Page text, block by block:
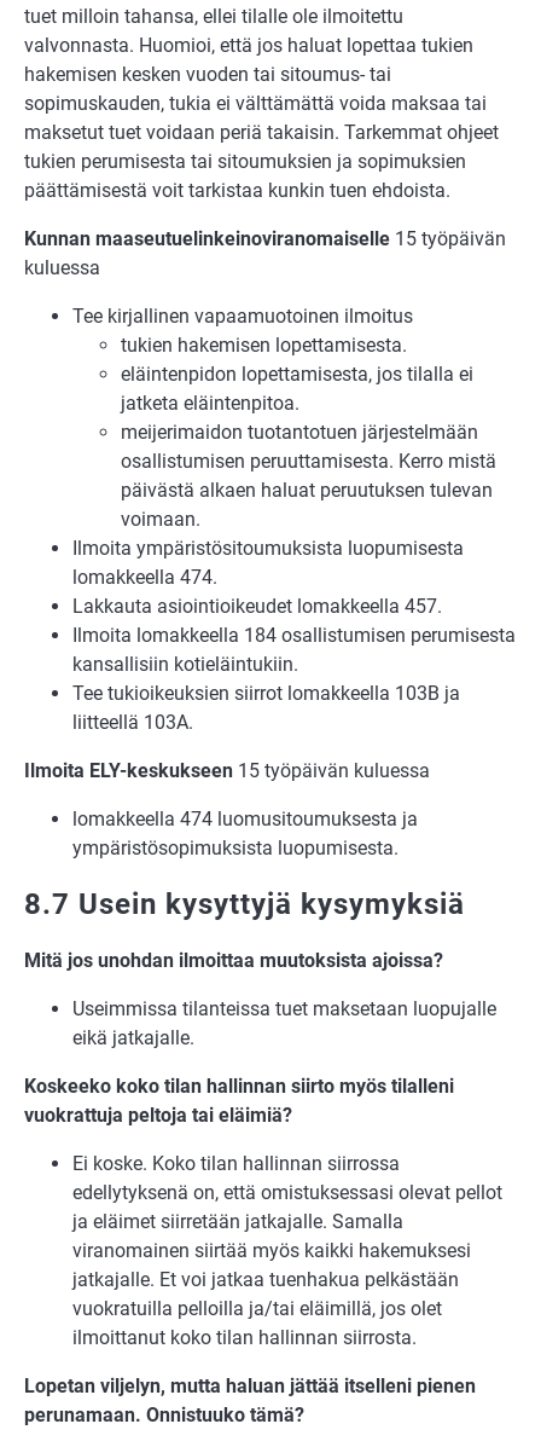
tuet milloin tahansa, ellei tilalle ole ilmoitettu
valvonnasta. Huomioi, että jos haluat lopettaa tukien
hakemisen kesken vuoden tai sitoumus- tai
sopimuskauden, tukia ei välttämättä voida maksaa tai
maksetut tuet voidaan periä takaisin. Tarkemmat ohjeet
tukien perumisesta tai sitoumuksien ja sopimuksien
päättämisestä voit tarkistaa kunkin tuen ehdoista.
Kunnan maaseutuelinkeinoviranomaiselle 15 työpäivän
kuluessa
Tee kirjallinen vapaamuotoinen ilmoitus
tukien hakemisen lopettamisesta.
eläintenpidon lopettamisesta, jos tilalla ei
jatketa eläintenpitoa.
meijerimaidon tuotantotuen järjestelmään
osallistumisen peruuttamisesta. Kerro mistä
päivästä alkaen haluat peruutuksen tulevan
voimaan.
Ilmoita ympäristösitoumuksista luopumisesta
lomakkeella 474.
Lakkauta asiointioikeudet lomakkeella 457.
Ilmoita lomakkeella 184 osallistumisen perumisesta
kansallisiin kotieläintukiin.
Tee tukioikeuksien siirrot lomakkeella 103B ja
liitteellä 103A.
Ilmoita ELY-keskukseen 15 työpäivän kuluessa
lomakkeella 474 luomusitoumuksesta ja
ympäristösopimuksista luopumisesta.
8.7 Usein kysyttyjä kysymyksiä
Mitä jos unohdan ilmoittaa muutoksista ajoissa?
Useimmissa tilanteissa tuet maksetaan luopujalle
eikä jatkajalle.
Koskeeko koko tilan hallinnan siirto myös tilalleni
vuokrattuja peltoja tai eläimiä?
Ei koske. Koko tilan hallinnan siirrossa
edellytyksenä on, että omistuksessasi olevat pellot
ja eläimet siirretään jatkajalle. Samalla
viranomainen siirtää myös kaikki hakemuksesi
jatkajalle. Et voi jatkaa tuenhakua pelkästään
vuokratuilla pelloilla ja/tai eläimillä, jos olet
ilmoittanut koko tilan hallinnan siirrosta.
Lopetan viljelyn, mutta haluan jättää itselleni pienen
perunamaan. Onnistuuko tämä?